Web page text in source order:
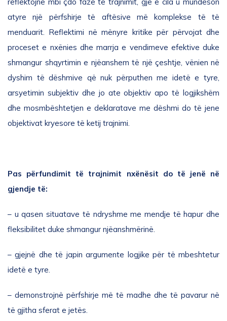
atyre një përfshirje të aftësive më komplekse të të
menduarit. Reflektimi në mënyre kritike për përvojat dhe
proceset e nxënies dhe marrja e vendimeve efektive duke
shmangur shqyrtimin e njëanshem të një çeshtje, vënien në
dyshim të dëshmive që nuk përputhen me idetë e tyre,
arsyetimin subjektiv dhe jo ate objektiv apo të logjikshëm
dhe mosmbështetjen e deklaratave me dëshmi do të jene
objektivat kryesore të ketij trajnimi.
Pas përfundimit të trajnimit nxënësit do të jenë në
gjendje të:
– u qasen situatave të ndryshme me mendje të hapur dhe
fleksibilitet duke shmangur njëanshmërinë.
– gjejnë dhe të japin argumente logjike për të mbeshtetur
idetë e tyre.
– demonstrojnë përfshirje më të madhe dhe të pavarur në
të gjitha sferat e jetës.